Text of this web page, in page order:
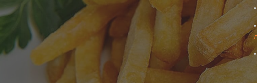
•
•
•